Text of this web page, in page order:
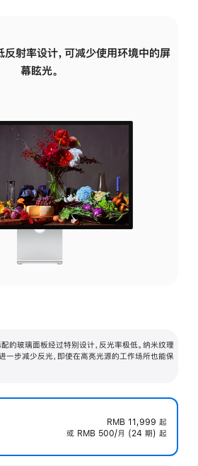
射率设计，可减少使用环境中的屏
幕眩光。
的玻璃面板经过特别设计，反光率极低。纳米纹理
一步减少反光，即使在高亮光源的工作场所也能保
RMB 11,999 起
或 RMB 500/月 (24 期) 起